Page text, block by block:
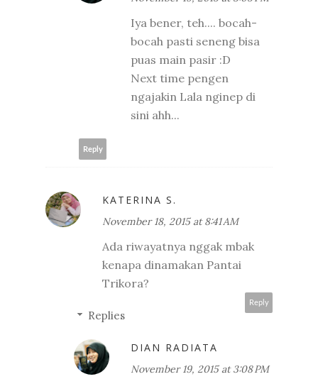
Iya bener, teh.... bocah-
bocah pasti seneng bisa
puas main pasir :D
Next time pengen
ngajakin Lala nginep di
sini ahh...
Reply
KATERINA S.
November 18, 2015 at 8:41 AM
Ada riwayatnya nggak mbak
kenapa dinamakan Pantai
Trikora?
Reply
Replies
DIAN RADIATA
November 19, 2015 at 3:08 PM